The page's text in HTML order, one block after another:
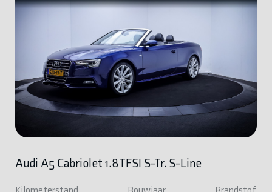
Audi A5 Cabriolet 1.8TFSI S-Tr. S-Line